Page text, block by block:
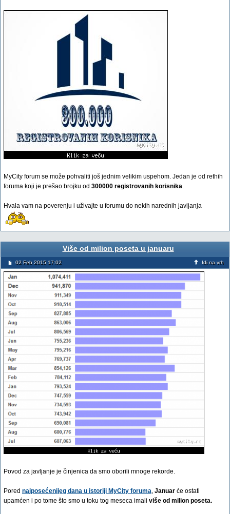
MyCity forum se može pohvaliti još jednim velikim uspehom. Jedan je od rethih
foruma koji je prešao brojku od 300000 registrovanih korisnika.
Hvala vam na poverenju i uživajte u forumu do nekih narednih javljanja
Više od milion poseta u januaru
02 Feb 2015 17:02 Idi na vrh
Povod za javljanje je činjenica da smo oborili mnoge rekorde.
Pored najposećenijeg dana u istoriji MyCity foruma, Januar će ostati
upamćen i po tome što smo u toku tog meseca imali više od milion poseta.